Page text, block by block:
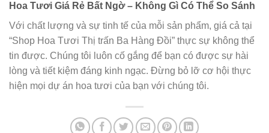
Hoa Tươi Giá Rẻ Bất Ngờ – Không Gì Có Thể So Sánh
Với chất lượng và sự tinh tế của mỗi sản phẩm, giá cả tại
“Shop Hoa Tươi Thị trấn Ba Hàng Đồi” thực sự không thể
tin được. Chúng tôi luôn cố gắng để bạn có được sự hài
lòng và tiết kiệm đáng kinh ngạc. Đừng bỏ lỡ cơ hội thực
hiện mọi dự án hoa tươi của bạn với chúng tôi.